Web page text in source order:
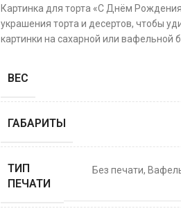
Картинка для торта «С Днём
украшения торта и десертов, чтобы
картинки на сахарной или вафельной
ВЕС
ГАБАРИТЫ
ТИП
ПЕЧАТИ
Без печати,